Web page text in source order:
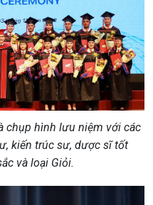
chụp hình lưu niệm với các
kiến trúc sư, dược sĩ tốt
và loại Giỏi.